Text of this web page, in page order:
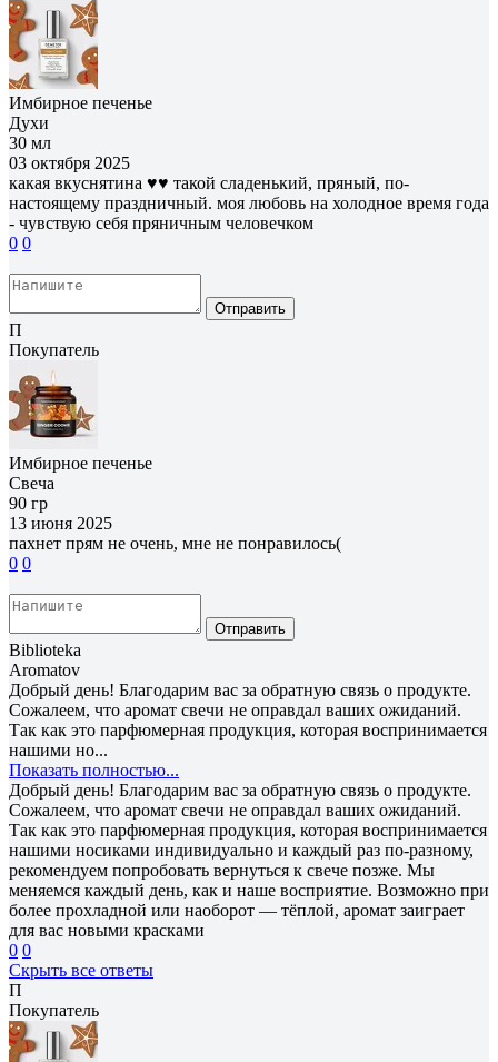
Имбирное печенье
Духи
30 мл
03 октября 2025
какая вкуснятина ♥♥ такой сладенький, пряный, по-
настоящему праздничный. моя любовь на холодное время года
- чувствую себя пряничным человечком
0 0
Отправить
П
Покупатель
Имбирное печенье
Свеча
90 гр
13 июня 2025
пахнет прям не очень, мне не понравилось(
0 0
Отправить
Biblioteka
Aromatov
Добрый день! Благодарим вас за обратную связь о продукте.
Сожалеем, что аромат свечи не оправдал ваших ожиданий.
Так как это парфюмерная продукция, которая воспринимается
нашими но...
Показать полностью...
Добрый день! Благодарим вас за обратную связь о продукте.
Сожалеем, что аромат свечи не оправдал ваших ожиданий.
Так как это парфюмерная продукция, которая воспринимается
нашими носиками индивидуально и каждый раз по-разному,
рекомендуем попробовать вернуться к свече позже. Мы
меняемся каждый день, как и наше восприятие. Возможно при
более прохладной или наоборот — тёплой, аромат заиграет
для вас новыми красками
0 0
Скрыть все ответы
П
Покупатель